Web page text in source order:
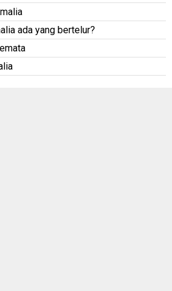
ada yang bertelur?